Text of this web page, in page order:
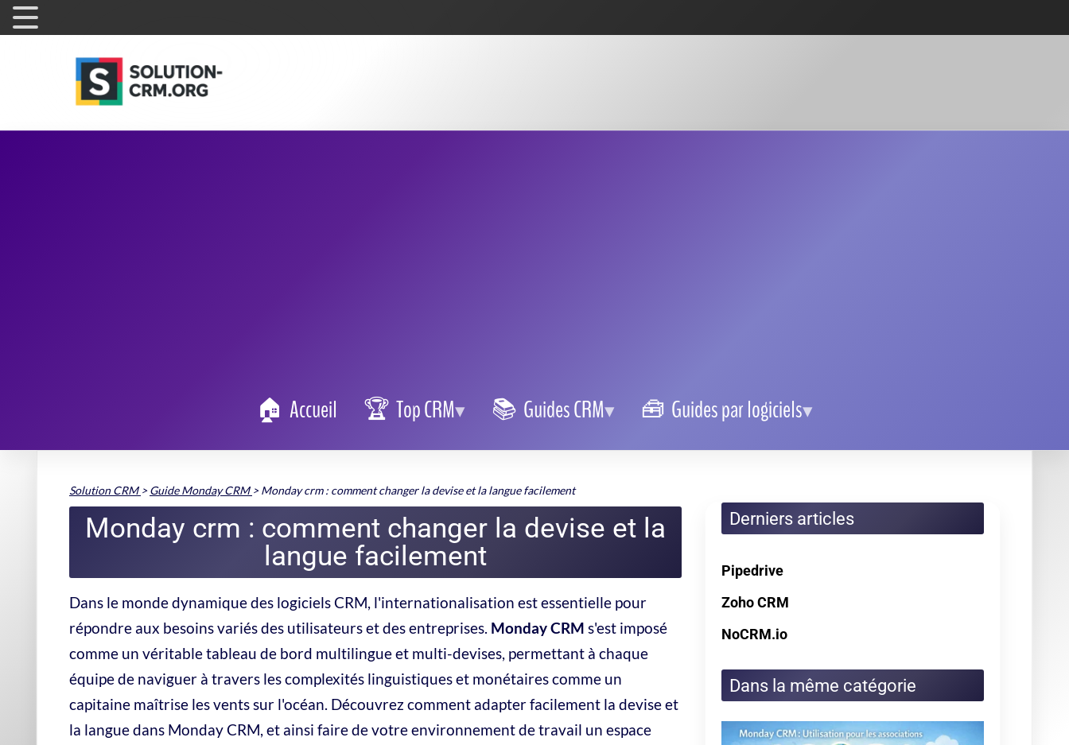
Accueil Top CRM Guides CRM Guides par logiciels
Solution CRM >Guide Monday CRM >Monday crm : comment changer la devise et la langue facilement
Monday crm : comment changer la devise et la
langue facilement
Dans le monde dynamique des logiciels CRM, l'internationalisation est essentielle pour
répondre aux besoins variés des utilisateurs et des entreprises. Monday CRM s'est imposé
comme un véritable tableau de bord multilingue et multi-devises, permettant à chaque
équipe de naviguer à travers les complexités linguistiques et monétaires comme un
capitaine maîtrise les vents sur l'océan. Découvrez comment adapter facilement la devise et
la langue dans Monday CRM, et ainsi faire de votre environnement de travail un espace
Derniers articles
Pipedrive
Zoho CRM
NoCRM.io
Dans la même catégorie